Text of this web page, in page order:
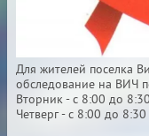
Для жителей поселка
обследование на ВИЧ
Вторник - с 8:00 до 8:30
Четверг - с 8:00 до 8:30